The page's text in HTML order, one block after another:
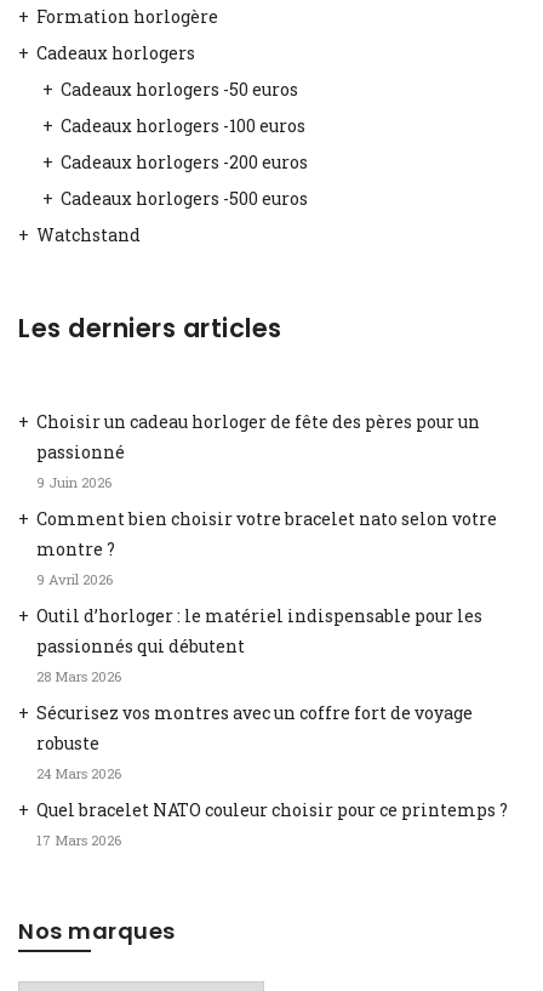
Formation horlogère
Cadeaux horlogers
Cadeaux horlogers -50 euros
Cadeaux horlogers -100 euros
Cadeaux horlogers -200 euros
Cadeaux horlogers -500 euros
Watchstand
Les derniers articles
Choisir un cadeau horloger de fête des pères pour un
passionné
9 Juin 2026
Comment bien choisir votre bracelet nato selon votre
montre ?
9 Avril 2026
Outil d’horloger : le matériel indispensable pour les
passionnés qui débutent
28 Mars 2026
Sécurisez vos montres avec un coffre fort de voyage
robuste
24 Mars 2026
Quel bracelet NATO couleur choisir pour ce printemps ?
17 Mars 2026
Nos marques